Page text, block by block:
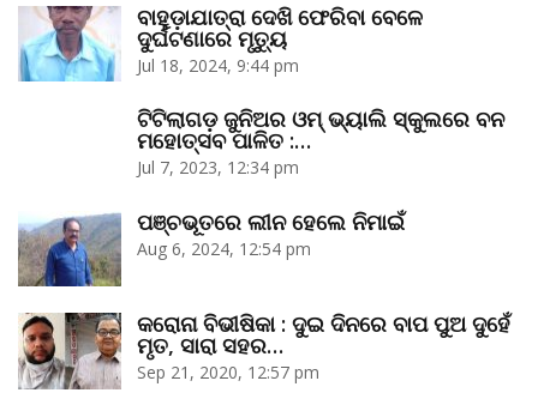
ବାହୁଡ଼ାଯାତ୍ରା ଦେଖି ଫେରିବା ବେଳେ
ଦୁର୍ଘଟଣାରେ ମୃତ୍ୟୁ
Jul 18, 2024, 9:44 pm
ଟିଟିଲାଗଡ଼ ଜୁନିଅର ଓମ୍‌ ଭ୍ୟାଲି ସ୍କୁଲରେ ବନ
ମହୋତ୍ସବ ପାଳିତ :…
Jul 7, 2023, 12:34 pm
ପଞ୍ଚଭୂତରେ ଲୀନ ହେଲେ ନିମାଇଁ
Aug 6, 2024, 12:54 pm
କରୋନା ବିଭୀଷିକା : ଦୁଇ ଦିନରେ ବାପ ପୁଅ ଦୁହେଁ
ମୃତ, ସାରା ସହର…
Sep 21, 2020, 12:57 pm